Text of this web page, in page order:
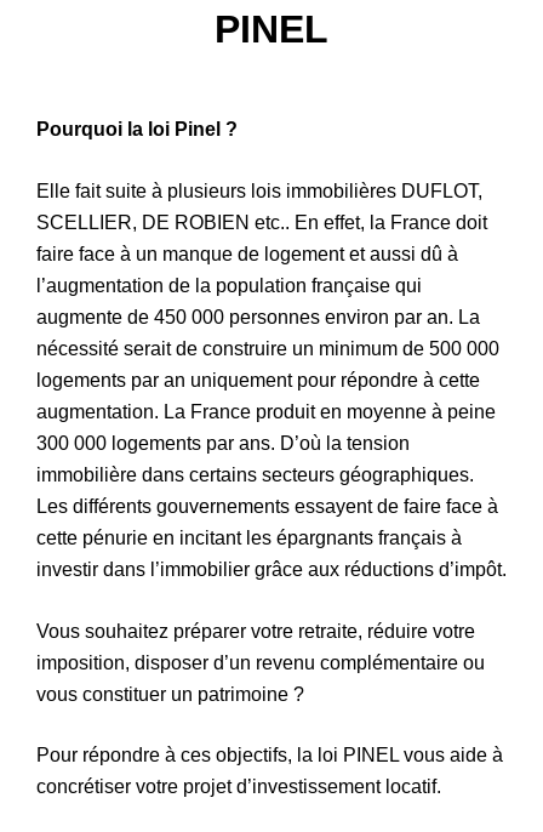
Patrimoine
PINEL
Pourquoi la loi Pinel ?
Elle fait suite à plusieurs lois immobilières DUFLOT,
SCELLIER, DE ROBIEN etc.. En effet, la France doit
faire face à un manque de logement et aussi dû à
l’augmentation de la population française qui
augmente de 450 000 personnes environ par an. La
nécessité serait de construire un minimum de 500 000
logements par an uniquement pour répondre à cette
augmentation. La France produit en moyenne à peine
300 000 logements par ans. D’où la tension
immobilière dans certains secteurs géographiques.
Les différents gouvernements essayent de faire face à
cette pénurie en incitant les épargnants français à
investir dans l’immobilier grâce aux réductions d’impôt.
Vous souhaitez préparer votre retraite, réduire votre
imposition, disposer d’un revenu complémentaire ou
vous constituer un patrimoine ?
Pour répondre à ces objectifs, la loi PINEL vous aide à
concrétiser votre projet d’investissement locatif.